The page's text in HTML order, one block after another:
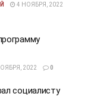
4 НОЯБРЯ, 2022
2022 0
социалисту